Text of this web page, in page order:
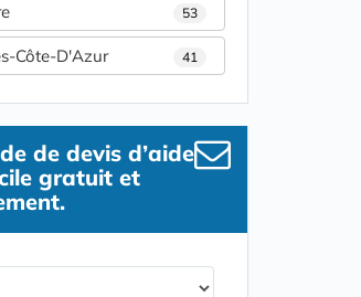
53
Côte-D'Azur 41
de devis d’aide
gratuit et